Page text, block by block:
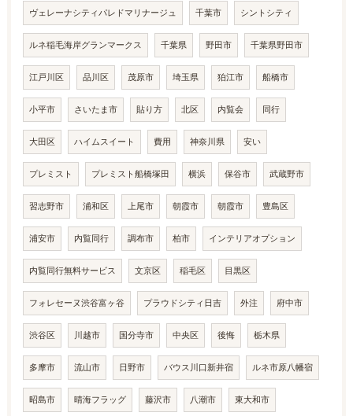
ヴェレーナシティパレドマリナージュ 千葉市 シントシティ
ルネ稲毛海岸グランマークス 千葉県 野田市 千葉県野田市
江戸川区 品川区 茂原市 埼玉県 狛江市 船橋市
小平市 さいたま市 貼り方 北区 内覧会 同行
大田区 ハイムスイート 費用 神奈川県 安い
プレミスト プレミスト船橋塚田 横浜 保谷市 武蔵野市
習志野市 浦和区 上尾市 朝霞市 朝霞市 豊島区
浦安市 内覧同行 調布市 柏市 インテリアオプション
内覧同行無料サービス 文京区 稲毛区 目黒区
フォレセーヌ渋谷富ヶ谷 プラウドシティ日吉 外注 府中市
渋谷区 川越市 国分寺市 中央区 後悔 栃木県
多摩市 流山市 日野市 バウス川口新井宿 ルネ市原八幡宿
昭島市 晴海フラッグ 藤沢市 八潮市 東大和市